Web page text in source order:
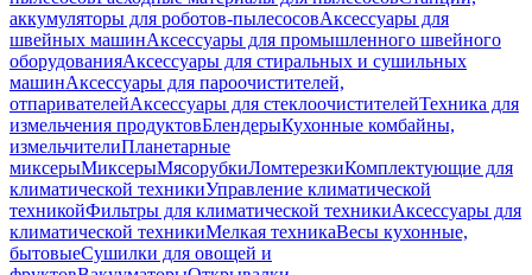
аккумуляторы для роботов-пылесосовАксессуары для
швейных машинАксессуары для промышленного швейного
оборудованияАксессуары для стиральных и сушильных
машинАксессуары для пароочистителей,
отпаривателейАксессуары для стеклоочистителейТехника для
измельчения продуктовБлендерыКухонные комбайны,
измельчителиПланетарные
миксерыМиксерыМясорубкиЛомтерезкиКомплектующие для
климатической техникиУправление климатической
техникойФильтры для климатической техникиАксессуары для
климатической техникиМелкая техникаВесы кухонные,
бытовыеСушилки для овощей и